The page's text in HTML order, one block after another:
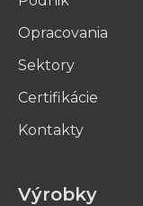
Opracovania
Sektory
Certifikácie
Kontakty
Výrobky